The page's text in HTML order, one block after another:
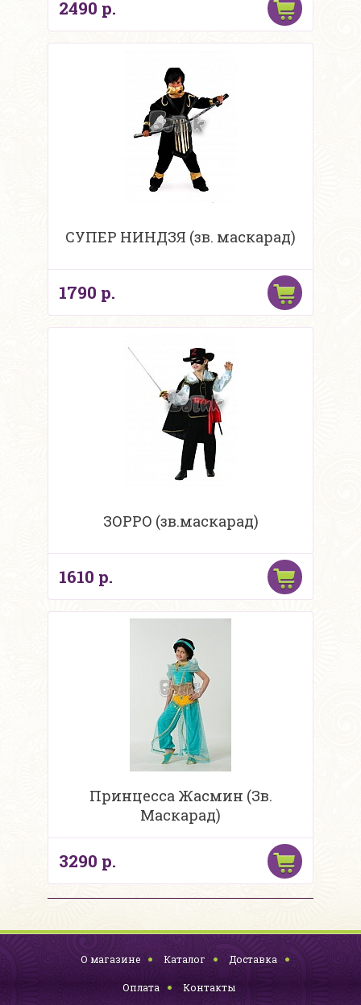
2490 р.
СУПЕР НИНДЗЯ (зв. маскарад)
1790 р.
ЗОРРО (зв.маскарад)
1610 р.
Принцесса Жасмин (Зв.
Маскарад)
3290 р.
О магазине Каталог Доставка
Оплата Контакты